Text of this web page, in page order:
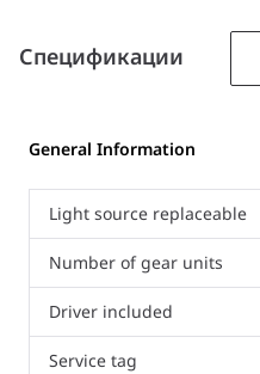
Спецификации
General Information
Light source replaceable
Number of gear units
Driver included
Service tag